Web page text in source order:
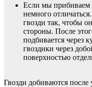
Если мы прибиваем
немного
гвозди так, чтобы
стороны. После
подбивается через
гвоздики через
поверхностью
Гвозди добиваются после